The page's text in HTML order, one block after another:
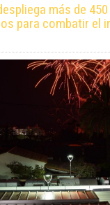
más de
para combatir el